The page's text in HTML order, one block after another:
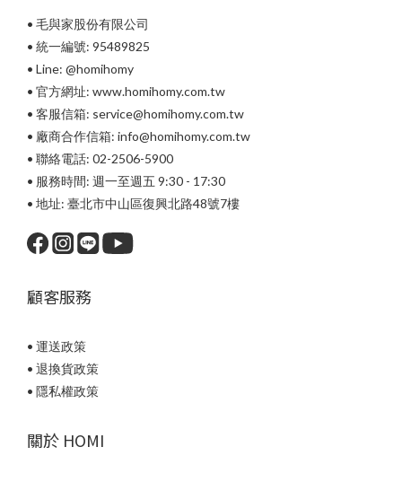
• 毛與家股份有限公司
• 統一編號: 95489825
• Line: @homihomy
• 官方網址: www.homihomy.com.tw
• 客服信箱: service@homihomy.com.tw
• 廠商合作信箱: info@homihomy.com.tw
• 聯絡電話: 02-2506-5900
• 服務時間: 週一至週五 9:30 - 17:30
• 地址: 臺北市中山區復興北路48號7樓
顧客服務
• 運送政策
• 退換貨政策
• 隱私權政策
關於 HOMI